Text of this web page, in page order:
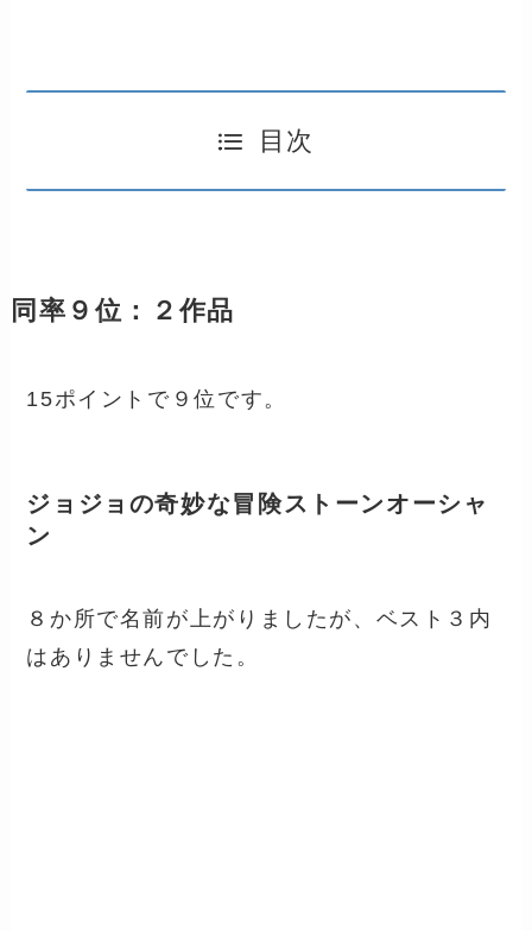
目次
同率９位：２作品
15ポイントで９位です。
ジョジョの奇妙な冒険ストーンオーシャ
ン
８か所で名前が上がりましたが、ベスト３内
はありませんでした。